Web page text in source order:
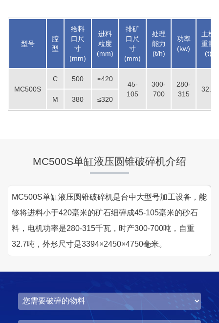
型号
腔
型
给料
口尺
寸
(mm)
进料
粒度
(mm)
排矿
口尺
寸
(mm)
处理
能力
(t/h)
功率
(kw)
主机
重量
(t)
MC500S
C 500 ≤420
45-
105
300-
700
280-
315
32.7
M
380 ≤320
MC500S单缸液压圆锥破碎机介绍
MC500S单缸液压圆锥破碎机是台中大型号加工设备，能
够将进料小于420毫米的矿石细碎成45-105毫米的砂石
料，电机功率是280-315千瓦，时产300-700吨，自重
32.7吨，外形尺寸是3394×2450×4750毫米。